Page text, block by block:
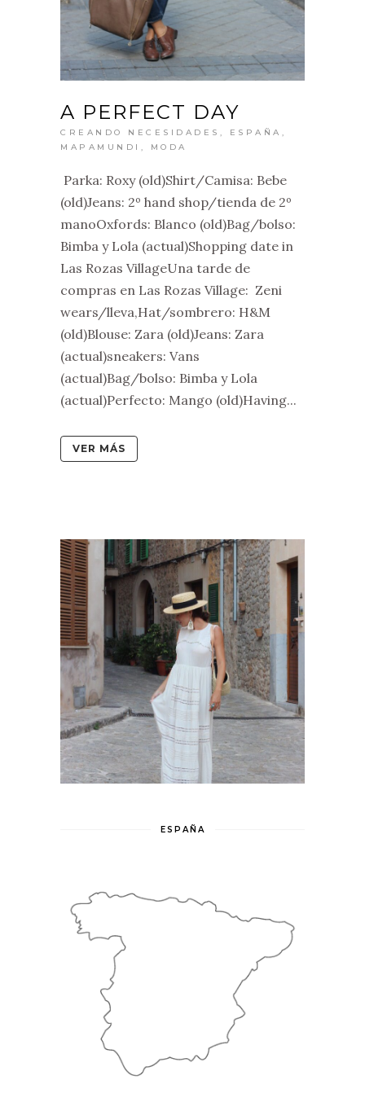
A PERFECT DAY
CREANDO NECESIDADES , ESPAÑA ,
MAPAMUNDI , MODA
Parka: Roxy (old)Shirt/Camisa: Bebe
(old)Jeans: 2º hand shop/tienda de 2º
manoOxfords: Blanco (old)Bag/bolso:
Bimba y Lola (actual)Shopping date in
Las Rozas VillageUna tarde de
compras en Las Rozas Village: Zeni
wears/lleva,Hat/sombrero: H&M
(old)Blouse: Zara (old)Jeans: Zara
(actual)sneakers: Vans
(actual)Bag/bolso: Bimba y Lola
(actual)Perfecto: Mango (old)Having...
VER MÁS
ESPAÑA